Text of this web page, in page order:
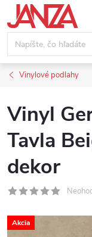
Prejsť na obsah
Vinylové podlahy
Vinyl
Tavla
dekor
Akcia